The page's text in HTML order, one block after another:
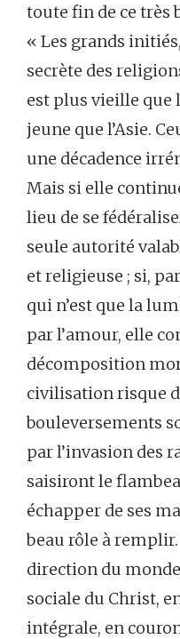
toute fin de ce très
« Les grands
secrète des
est plus vieille que
jeune que l’Asie.
une décadence
Mais si elle
lieu de se
seule autorité
et religieuse ; si,
qui n’est que la
par l’amour, elle
décomposition
civilisation risque
bouleversements
par l’invasion des
saisiront le
échapper de ses
beau rôle à
direction du
sociale du Christ,
intégrale, en